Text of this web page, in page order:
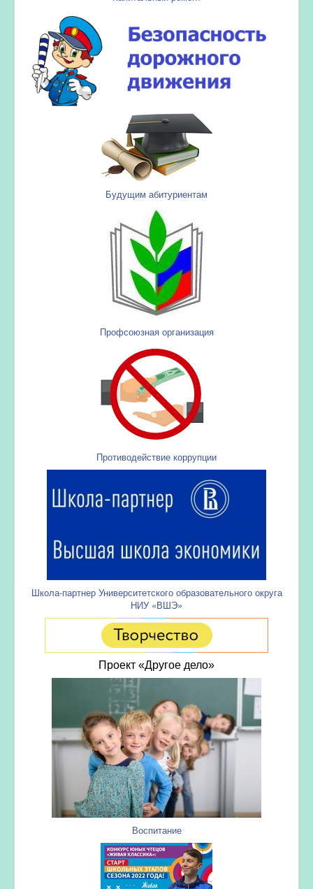
Будущим абитуриентам
Профсоюзная организация
Противодействие коррупции
Школа-партнер Университетского образовательного округа
НИУ «ВШЭ»
Проект «Другое дело»
Воспитание